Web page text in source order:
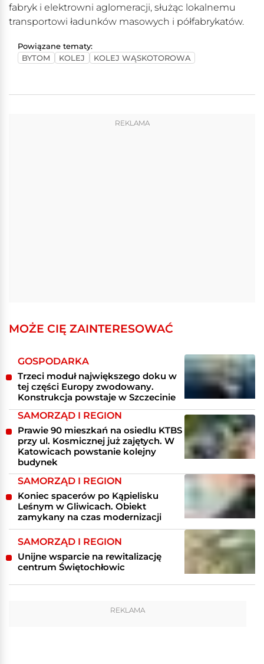
fabryk i elektrowni aglomeracji, służąc lokalnemu
transportowi ładunków masowych i półfabrykatów.
Powiązane tematy:
BYTOM
KOLEJ KOLEJ WĄSKOTOROWA
REKLAMA
MOŻE CIĘ ZAINTERESOWAĆ
GOSPODARKA
Trzeci moduł największego doku w
tej części Europy zwodowany.
Konstrukcja powstaje w Szczecinie
SAMORZĄD I REGION
Prawie 90 mieszkań na osiedlu KTBS
przy ul. Kosmicznej już zajętych. W
Katowicach powstanie kolejny
budynek
SAMORZĄD I REGION
Koniec spacerów po Kąpielisku
Leśnym w Gliwicach. Obiekt
zamykany na czas modernizacji
SAMORZĄD I REGION
Unijne wsparcie na rewitalizację
centrum Świętochłowic
REKLAMA